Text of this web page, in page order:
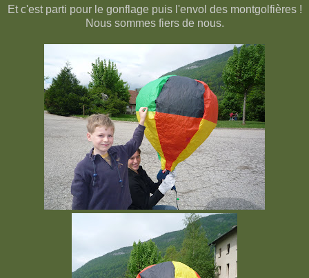
Et c'est parti pour le gonflage puis l'envol des montgolfières !
Nous sommes fiers de nous.